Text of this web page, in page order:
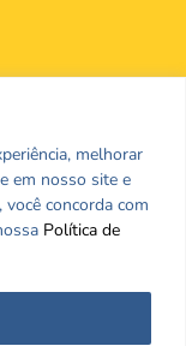
melhorar
em nosso site e
concorda com
Política de